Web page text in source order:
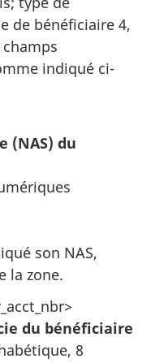
de bénéficiaire 4,
indiqué ci-
(NAS) du
son NAS,
la zone.
du bénéficiaire
8